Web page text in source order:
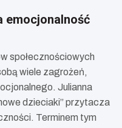
emocjonalność
społecznościowych
wiele zagrożeń,
Julianna
dzieciaki” przytacza
Terminem tym